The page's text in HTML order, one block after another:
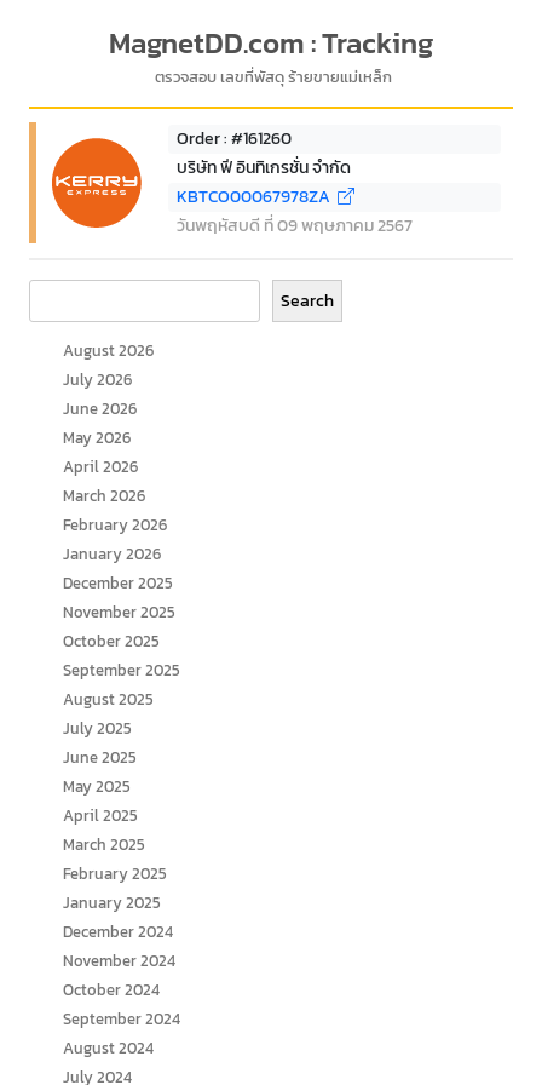
MagnetDD.com : Tracking
ตรวจสอบ เลขที่พัสดุ ร้ายขายแม่เหล็ก
Order : #161260
บริษัท ฟี อินทิเกรชั่น จำกัด
KBTCO00067978ZA
วันพฤหัสบดี ที่ 09 พฤษภาคม 2567
Search
August 2026
July 2026
June 2026
May 2026
April 2026
March 2026
February 2026
January 2026
December 2025
November 2025
October 2025
September 2025
August 2025
July 2025
June 2025
May 2025
April 2025
March 2025
February 2025
January 2025
December 2024
November 2024
October 2024
September 2024
August 2024
July 2024